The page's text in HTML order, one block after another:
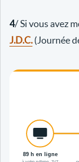
4/ Si vous avez
J.D.C.(Journée